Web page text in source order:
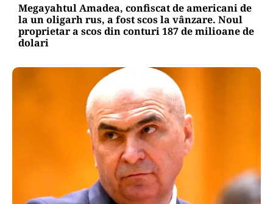
Megayahtul Amadea, confiscat de americani de
la un oligarh rus, a fost scos la vânzare. Noul
proprietar a scos din conturi 187 de milioane de
dolari